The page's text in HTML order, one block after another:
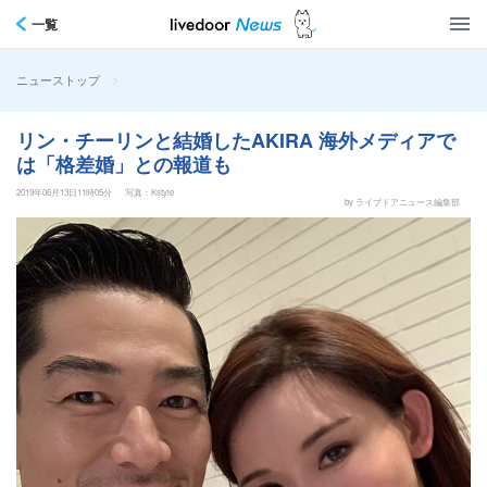
一覧
ニューストップ >
リン・チーリンと結婚したAKIRA 海外メディアで
は「格差婚」との報道も
2019年06月13日11時05分
写真：Kstyle
by ライブドアニュース編集部